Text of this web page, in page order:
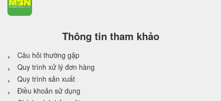
Thông tin tham khảo
Câu hỏi thường gặp
Quy trình xử lý đơn hàng
Quy trình sản xuất
Điều khoản sử dụng